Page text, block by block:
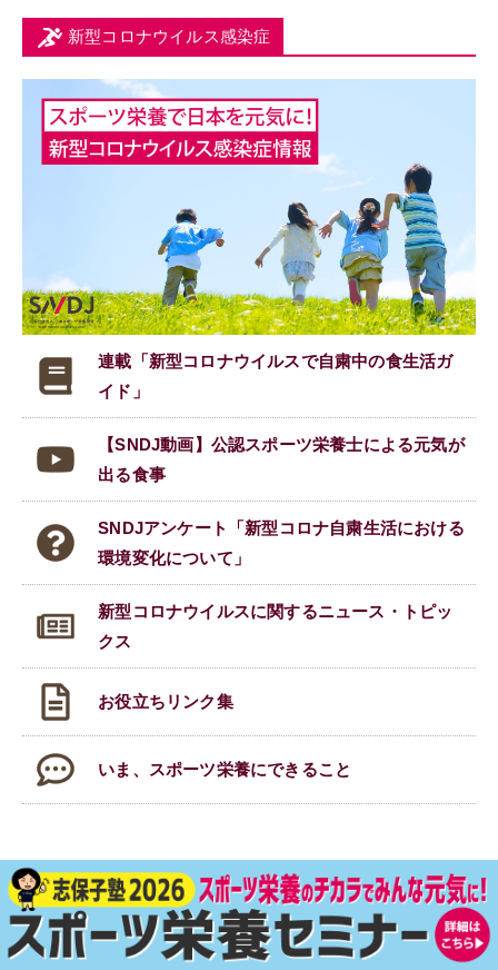
新型コロナウイルス感染症
連載「新型コロナウイルスで自粛中の食生活ガ
イド」
【SNDJ動画】公認スポーツ栄養士による元気が
出る食事
SNDJアンケート「新型コロナ自粛生活における
環境変化について」
新型コロナウイルスに関するニュース・トピッ
クス
お役立ちリンク集
いま、スポーツ栄養にできること